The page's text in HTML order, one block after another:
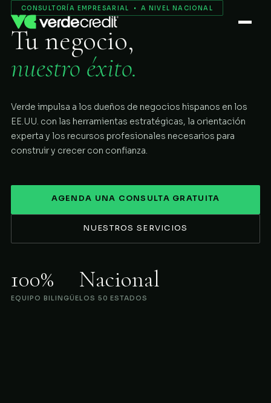
Servicios
Nosotros
Proceso
COMENZAR
CONSULTORÍA EMPRESARIAL • A NIVEL NACIONAL
Tu negocio,
nuestro éxito.
Verde impulsa a los dueños de negocios hispanos en los
EE.UU. con las herramientas estratégicas, la orientación
experta y los recursos profesionales necesarios para
construir y crecer con confianza.
AGENDA UNA CONSULTA GRATUITA
NUESTROS SERVICIOS
100%
EQUIPO BILINGÜE
Nacional
LOS 50 ESTADOS